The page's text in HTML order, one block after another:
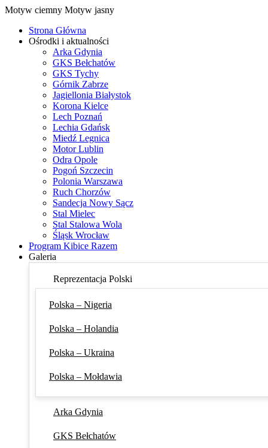
Motyw ciemny Motyw jasny
Strona Główna
Ośrodki i aktualności
Arka Gdynia
GKS Bełchatów
GKS Tychy
Górnik Zabrze
Jagiellonia Białystok
Korona Kielce
Lech Poznań
Lechia Gdańsk
Miedź Legnica
Motor Lublin
Odra Opole
Pogoń Szczecin
Polonia Warszawa
Ruch Chorzów
Sandecja Nowy Sącz
Stal Mielec
Stal Stalowa Wola
Śląsk Wrocław
Program Kibice Razem
Galeria
Reprezentacja Polski
Polska – Nigeria
Polska – Holandia
Polska – Ukraina
Polska – Mołdawia
Arka Gdynia
GKS Bełchatów